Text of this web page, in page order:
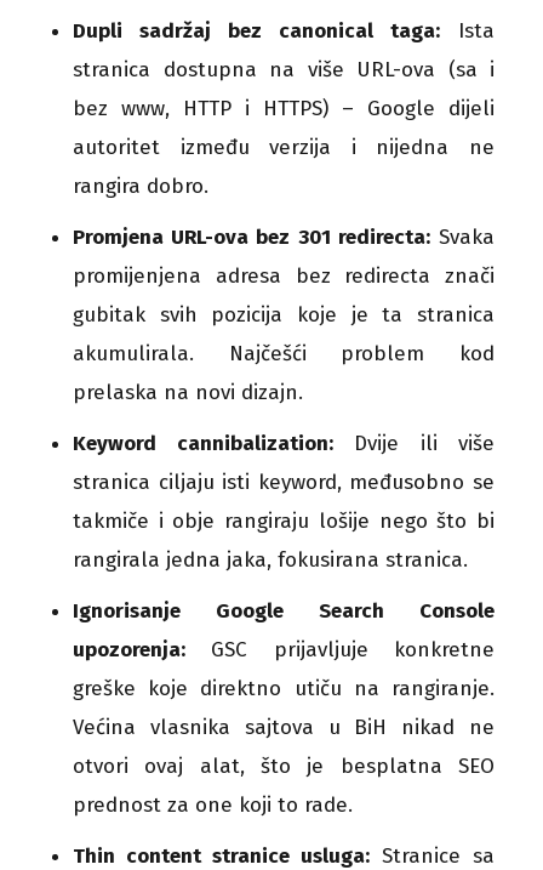
Dupli sadržaj bez canonical taga: Ista
stranica dostupna na više URL-ova (sa i
bez www, HTTP i HTTPS) – Google dijeli
autoritet između verzija i nijedna ne
rangira dobro.
Promjena URL-ova bez 301 redirecta:Svaka
promijenjena adresa bez redirecta znači
gubitak svih pozicija koje je ta stranica
akumulirala. Najčešći problem kod
prelaska na novi dizajn.
Keyword cannibalization:Dvije ili više
stranica ciljaju isti keyword, međusobno se
takmiče i obje rangiraju lošije nego što bi
rangirala jedna jaka, fokusirana stranica.
Ignorisanje Google Search Console
upozorenja: GSC prijavljuje konkretne
greške koje direktno utiču na rangiranje.
Većina vlasnika sajtova u BiH nikad ne
otvori ovaj alat, što je besplatna SEO
prednost za one koji to rade.
Thin content stranice usluga: Stranice sa